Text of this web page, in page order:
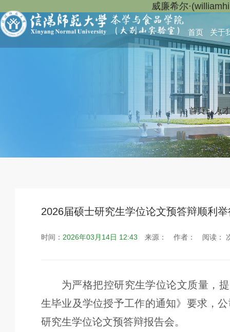
威廉希尔
首页 关于
首页> 人
2026届硕士研究生学位论文预答辩顺利举
时间： 2026年03月14日 12:43 来源： 作者： 阅读：
为严格把控研究生学位论文质量，
生毕业及学位授予工作的通知》要求，
研究生学位论文预答辩报告会。